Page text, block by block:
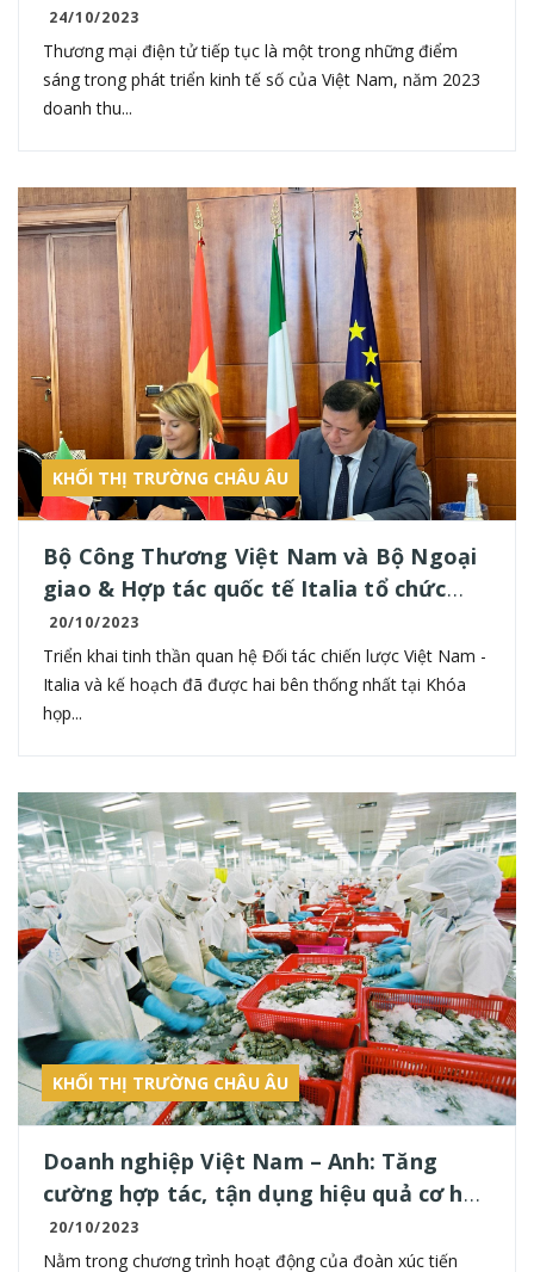
24/10/2023
Thương mại điện tử tiếp tục là một trong những điểm
sáng trong phát triển kinh tế số của Việt Nam, năm 2023
doanh thu...
KHỐI THỊ TRƯỜNG CHÂU ÂU
Bộ Công Thương Việt Nam và Bộ Ngoại
giao & Hợp tác quốc tế Italia tổ chức
Khóa họp lần thứ VIII Ủy ban hỗn hợp về
hợp tác kinh tế tại Rome
20/10/2023
Triển khai tinh thần quan hệ Đối tác chiến lược Việt Nam -
Italia và kế hoạch đã được hai bên thống nhất tại Khóa
họp...
KHỐI THỊ TRƯỜNG CHÂU ÂU
Doanh nghiệp Việt Nam – Anh: Tăng
cường hợp tác, tận dụng hiệu quả cơ hội
của UKVFTA
20/10/2023
Nằm trong chương trình hoạt động của đoàn xúc tiến